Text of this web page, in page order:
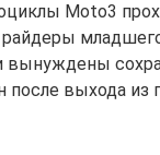
Moto3
вынуждены
после выхода из